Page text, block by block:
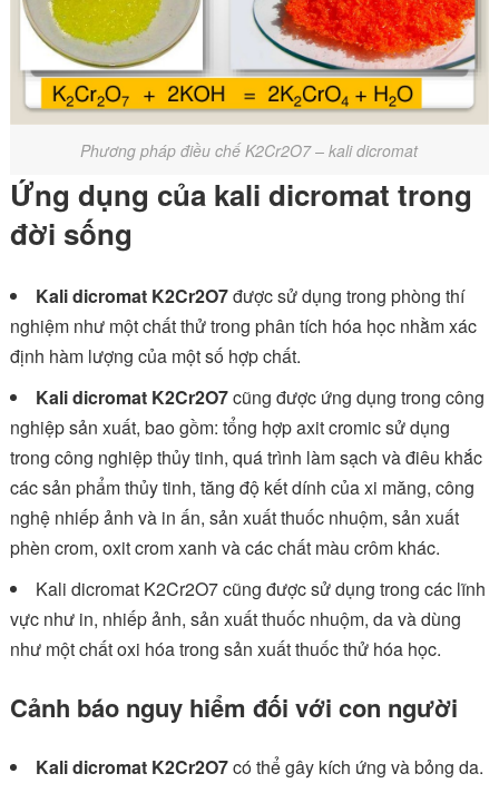
Phương pháp điều chế K2Cr2O7 – kali dicromat
Ứng dụng của kali dicromat trong
đời sống
Kali dicromat K2Cr2O7được sử dụng trong phòng thí
nghiệm như một chất thử trong phân tích hóa học nhằm xác
định hàm lượng của một số hợp chất.
Kali dicromat K2Cr2O7cũng được ứng dụng trong công
nghiệp sản xuất, bao gồm: tổng hợp axit cromic sử dụng
trong công nghiệp thủy tinh, quá trình làm sạch và điêu khắc
các sản phẩm thủy tinh, tăng độ kết dính của xi măng, công
nghệ nhiếp ảnh và in ấn, sản xuất thuốc nhuộm, sản xuất
phèn crom, oxit crom xanh và các chất màu crôm khác.
Kali dicromat K2Cr2O7 cũng được sử dụng trong các lĩnh
vực như in, nhiếp ảnh, sản xuất thuốc nhuộm, da và dùng
như một chất oxi hóa trong sản xuất thuốc thử hóa học.
Cảnh báo nguy hiểm đối với con người
Kali dicromat K2Cr2O7có thể gây kích ứng và bỏng da.